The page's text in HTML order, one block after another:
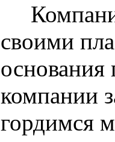
своими
основания
компании
гордимся